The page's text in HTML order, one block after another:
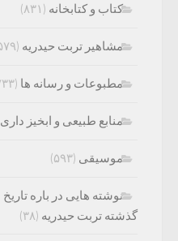
کتاب و کتابخانه (۸۳۱)
مشاهیر تربت حیدریه (۵۷۹)
مطبوعات و رسانه ها (۶,۷۳۳)
منابع طبیعی و ابخیز داری
موسیقی (۵۹۳)
نوشته هایی در باره تاریخ
گذشته تربت حیدریه (۳۸)